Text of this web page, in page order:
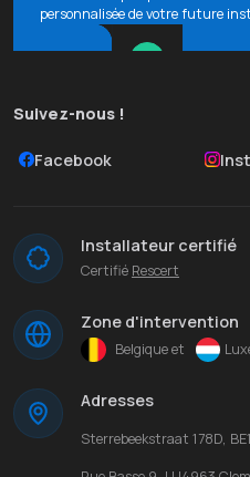
personnalisée de votre future
Suivez-nous !
Facebook
Installateur certifié
Certifié Rescert
Zone d'intervention
Belgique et
Adresses
Sterrebeekstraat 178D,